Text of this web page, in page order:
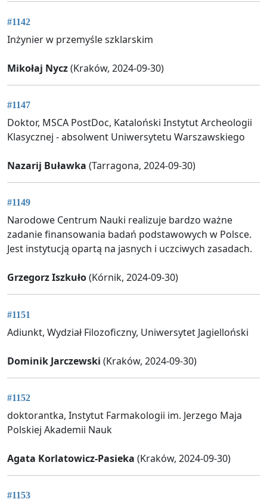
#1142
Inżynier w przemyśle szklarskim
Mikołaj Nycz(Kraków, 2024-09-30)
#1147
Doktor, MSCA PostDoc, Kataloński Instytut Archeologii
Klasycznej - absolwent Uniwersytetu Warszawskiego
Nazarij Buławka (Tarragona, 2024-09-30)
#1149
Narodowe Centrum Nauki realizuje bardzo ważne
zadanie finansowania badań podstawowych w Polsce.
Jest instytucją opartą na jasnych i uczciwych zasadach.
Grzegorz Iszkuło(Kórnik, 2024-09-30)
#1151
Adiunkt, Wydział Filozoficzny, Uniwersytet Jagielloński
Dominik Jarczewski (Kraków, 2024-09-30)
#1152
doktorantka, Instytut Farmakologii im. Jerzego Maja
Polskiej Akademii Nauk
Agata Korlatowicz-Pasieka (Kraków, 2024-09-30)
#1153